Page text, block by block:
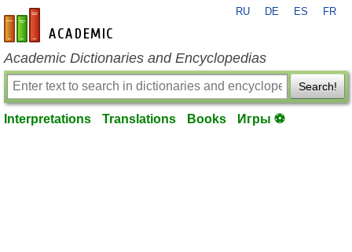
en-academic.com
RU DE ES FR
Academic Dictionaries and Encyclopedias
Search!
Interpretations Translations Books Игры ⚽